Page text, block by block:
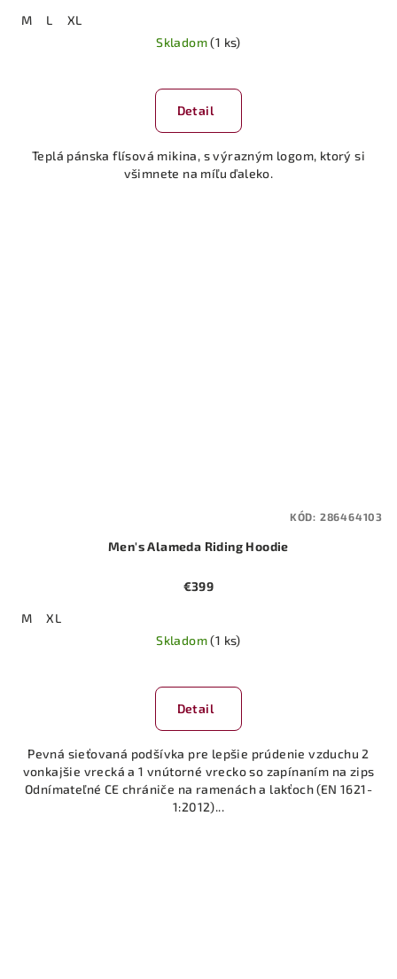
M L
XL
Skladom(1 ks)
Detail
Teplá pánska flísová mikina, s výrazným logom, ktorý si
všimnete na míľu ďaleko.
Men's Alameda Riding Hoodie
€399
M
XL
Skladom(1 ks)
Detail
Pevná sieťovaná podšívka pre lepšie prúdenie vzduchu 2
vonkajšie vrecká a 1 vnútorné vrecko so zapínaním na zips
Odnímateľné CE chrániče na ramenách a lakťoch (EN 1621-
1:2012)...
KÓD: 286464103